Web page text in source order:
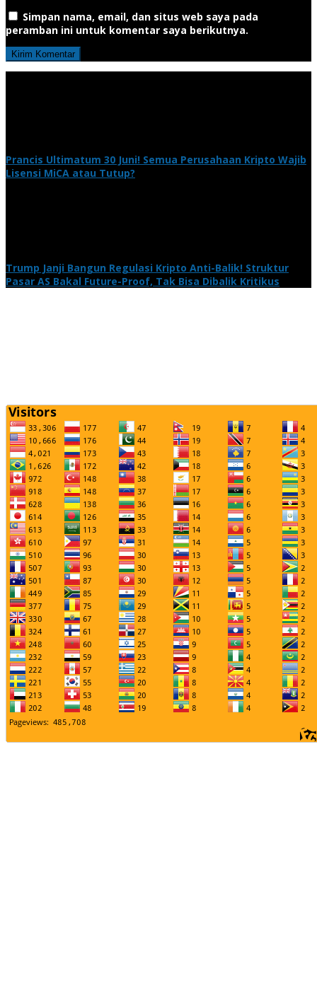
Simpan nama, email, dan situs web saya pada
peramban ini untuk komentar saya berikutnya.
Prancis Ultimatum 30 Juni! Semua Perusahaan Kripto Wajib
Lisensi MiCA atau Tutup?
Trump Janji Bangun Regulasi Kripto Anti-Balik! Struktur
Pasar AS Bakal Future-Proof, Tak Bisa Dibalik Kritikus